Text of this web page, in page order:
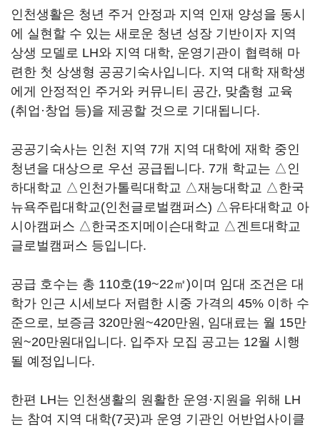
인천생활은 청년 주거 안정과 지역 인재 양성을 동시
에 실현할 수 있는 새로운 청년 성장 기반이자 지역
상생 모델로 LH와 지역 대학, 운영기관이 협력해 마
련한 첫 상생형 공공기숙사입니다. 지역 대학 재학생
에게 안정적인 주거와 커뮤니티 공간, 맞춤형 교육
(취업·창업 등)을 제공할 것으로 기대됩니다.
공공기숙사는 인천 지역 7개 지역 대학에 재학 중인
청년을 대상으로 우선 공급됩니다. 7개 학교는 △인
하대학교 △인천가톨릭대학교 △재능대학교 △한국
뉴욕주립대학교(인천글로벌캠퍼스) △유타대학교 아
시아캠퍼스 △한국조지메이슨대학교 △겐트대학교
글로벌캠퍼스 등입니다.
공급 호수는 총 110호(19~22㎡)이며 임대 조건은 대
학가 인근 시세보다 저렴한 시중 가격의 45% 이하 수
준으로, 보증금 320만원~420만원, 임대료는 월 15만
원~20만원대입니다. 입주자 모집 공고는 12월 시행
될 예정입니다.
한편 LH는 인천생활의 원활한 운영·지원을 위해 LH
는 참여 지역 대학(7곳)과 운영 기관인 어반업사이클